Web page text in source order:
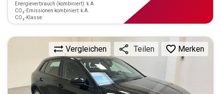
Energieverbrauch (kombiniert): k.A.
CO₂-Emissionen kombiniert: k.A.
CO₂-Klasse:
Vergleichen Teilen Merken